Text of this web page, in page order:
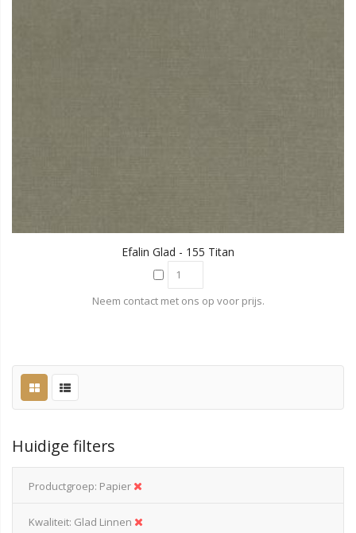
Efalin Glad - 155 Titan
Neem contact met ons op voor prijs.
Huidige filters
Productgroep Papier
Kwaliteit Glad Linnen